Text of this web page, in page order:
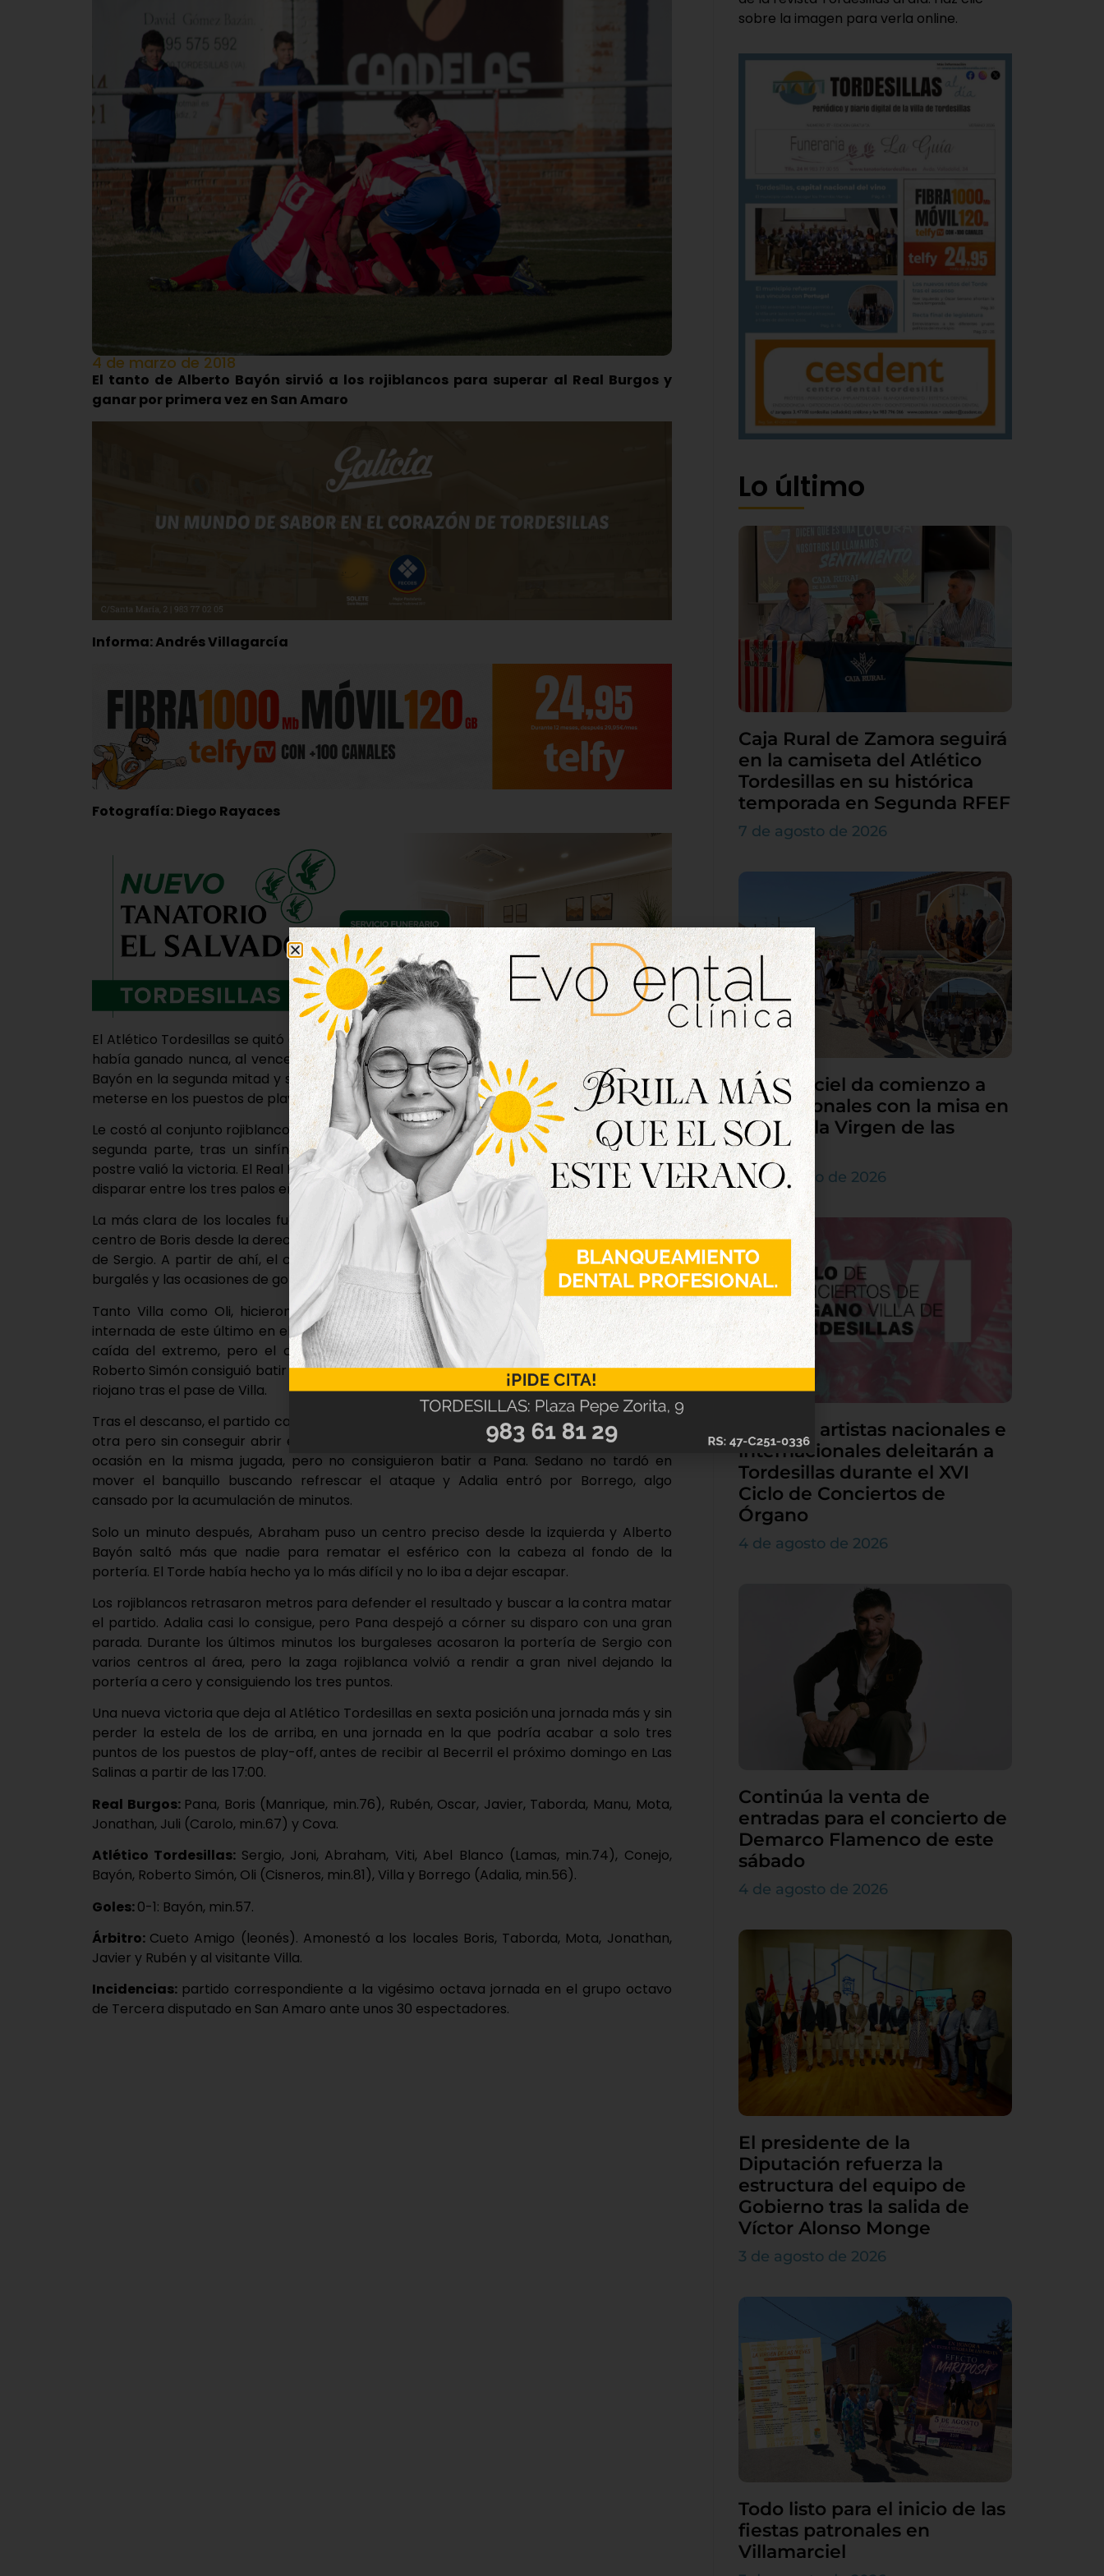
4 de marzo de 2018
El tanto de Alberto Bayón sirvió a los rojiblancos para superar al Real Burgos y
ganar por primera vez en San Amaro
Informa: Andrés Villagarcía
Fotografía: Diego Rayaces
El Atlético Tordesillas se quitó de encima el mal fario del campo de San Amaro, donde no
había ganado nunca, al vencer este domingo al Real Burgos gracias al tanto de Alberto
Bayón en la segunda mitad y sumar de nuevo tres puntos para aguantar en la lucha por
meterse en los puestos de play-off.
Le costó al conjunto rojiblanco encontrar la forma de abrir el marcador y no fue hasta la
segunda parte, tras un sinfín de llegadas, cuando consiguió anotar el tanto que a la
postre valió la victoria. El Real Burgos apenas inquietó la portería de Sergio, y no consiguió
disparar entre los tres palos en todo el partido.
La más clara de los locales fue en el minuto 15, cuando Jonathan remató de cabeza un
centro de Boris desde la derecha, pero el balón se fue rozando la escuadra de la portería
de Sergio. A partir de ahí, el centro del campo del Tordesillas comenzó a imponerse al
burgalés y las ocasiones de gol no tardaron en aparecer.
Tanto Villa como Oli, hicieron mucho daño por ambas bandas. Precisamente en una
internada de este último en el área, los jugadores rojiblancos reclamaron penalti tras la
caída del extremo, pero el colegiado no lo señaló. Casi al final de la primera parte,
Roberto Simón consiguió batir a Pana, pero el gol fue anulado por fuera de juego claro del
riojano tras el pase de Villa.
Tras el descanso, el partido cambió poco. Las ocasiones visitantes se sucedieron una tras
otra pero sin conseguir abrir el marcador. Roberto Simón y Borrego tuvieron una doble
ocasión en la misma jugada, pero no consiguieron batir a Pana. Sedano no tardó en
mover el banquillo buscando refrescar el ataque y Adalia entró por Borrego, algo
cansado por la acumulación de minutos.
Solo un minuto después, Abraham puso un centro preciso desde la izquierda y Alberto
Bayón saltó más que nadie para rematar el esférico con la cabeza al fondo de la
portería. El Torde había hecho ya lo más difícil y no lo iba a dejar escapar.
Los rojiblancos retrasaron metros para defender el resultado y buscar a la contra matar
el partido. Adalia casi lo consigue, pero Pana despejó a córner su disparo con una gran
parada. Durante los últimos minutos los burgaleses acosaron la portería de Sergio con
varios centros al área, pero la zaga rojiblanca volvió a rendir a gran nivel dejando la
portería a cero y consiguiendo los tres puntos.
Una nueva victoria que deja al Atlético Tordesillas en sexta posición una jornada más y sin
perder la estela de los de arriba, en una jornada en la que podría acabar a solo tres
puntos de los puestos de play-off, antes de recibir al Becerril el próximo domingo en Las
Salinas a partir de las 17:00.
Real Burgos: Pana, Boris (Manrique, min.76), Rubén, Oscar, Javier, Taborda, Manu, Mota,
Jonathan, Juli (Carolo, min.67) y Cova.
Atlético Tordesillas: Sergio, Joni, Abraham, Viti, Abel Blanco (Lamas, min.74), Conejo,
Bayón, Roberto Simón, Oli (Cisneros, min.81), Villa y Borrego (Adalia, min.56).
Goles:0-1: Bayón, min.57.
Árbitro: Cueto Amigo (leonés). Amonestó a los locales Boris, Taborda, Mota, Jonathan,
Javier y Rubén y al visitante Villa.
Incidencias: partido correspondiente a la vigésimo octava jornada en el grupo octavo
de Tercera disputado en San Amaro ante unos 30 espectadores.
sobre la imagen para verla online.
Lo último
Caja Rural de Zamora seguirá
en la camiseta del Atlético
Tordesillas en su histórica
temporada en Segunda RFEF
7 de agosto de 2026
Villamarciel da comienzo a
sus patronales con la misa en
honor a la Virgen de las
Nieves
5 de agosto de 2026
Grandes artistas nacionales e
internacionales deleitarán a
Tordesillas durante el XVI
Ciclo de Conciertos de
Órgano
4 de agosto de 2026
Continúa la venta de
entradas para el concierto de
Demarco Flamenco de este
sábado
4 de agosto de 2026
El presidente de la
Diputación refuerza la
estructura del equipo de
Gobierno tras la salida de
Víctor Alonso Monge
3 de agosto de 2026
Todo listo para el inicio de las
fiestas patronales en
Villamarciel